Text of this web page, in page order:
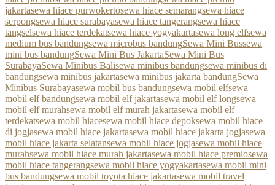
jakartasewa hiace purwokertosewa hiace semarangsewa hiace
serpongsewa hiace surabayasewa hiace tangerangsewa hiace
tangselsewa hiace terdekatsewa hiace yogyakartasewa long elfsewa
medium bus bandungsewa microbus bandungSewa Mini Bussewa
mini bus bandungSewa Mini Bus JakartaSewa Mini Bus
SurabayaSewa Minibus Balisewa minibus bandungsewa minibus di
bandungsewa minibus jakartasewa minibus jakarta bandungSewa
Minibus Surabayasewa mobil bus bandungsewa mobil elfsewa
mobil elf bandungsewa mobil elf jakartasewa mobil elf longsewa
mobil elf murahsewa mobil elf murah jakartasewa mobil elf
terdekatsewa mobil hiacesewa mobil hiace depoksewa mobil hiace
di jogjasewa mobil hiace jakartasewa mobil hiace jakarta jogjasewa
mobil hiace jakarta selatansewa mobil hiace jogjasewa mobil hiace
murahsewa mobil hiace murah jakartasewa mobil hiace premiosewa
mobil hiace tangerangsewa mobil hiace yogyakartasewa mobil mini
bus bandungsewa mobil toyota hiace jakartasewa mobil travel